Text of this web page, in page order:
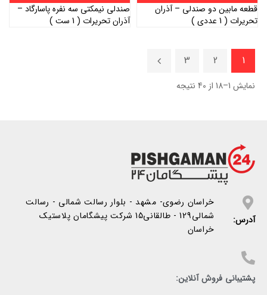
قطعه مابین دو صندلی – آذران
تحریرات ( 1 عددی )
صندلی نیمکتی سه نفره پاسارگاد –
آذران تحریرات ( 1 ست )
1
2
3
نمایش 1–18 از 40 نتیجه
آدرس:
خراسان رضوی- مشهد - بلوار رسالت شمالی - رسالت
شمالی129 - طالقانی15 شرکت پیشگامان پلاستیک
خراسان
پشتیبانی فروش آنلاین: